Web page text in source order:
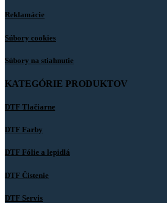
Reklamácie
Súbory cookies
Súbory na stiahnutie
KATEGÓRIE PRODUKTOV
DTF Tlačiarne
DTF Farby
DTF Fólie a lepidlá
DTF Čistenie
DTF Servis